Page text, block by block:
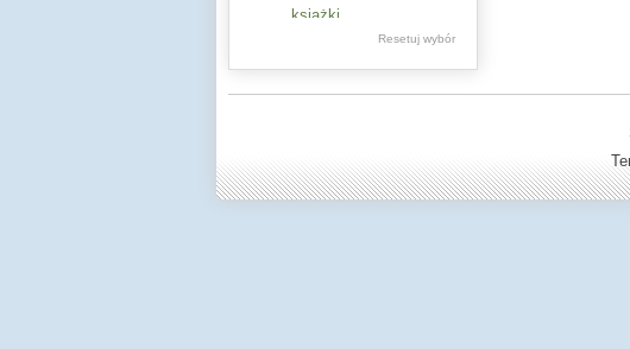
książki
Resetuj wybór